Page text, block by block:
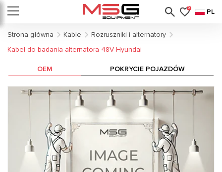
0 PL
Strona główna Kable
Rozruszniki i alternatory
Kabel do badania alternatora 48V Hyundai
OEM POKRYCIE POJAZDÓW